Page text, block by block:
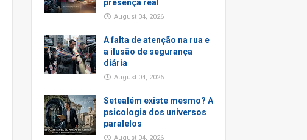
presença real
August 04, 2026
A falta de atenção na rua e
a ilusão de segurança
diária
August 04, 2026
Setealém existe mesmo? A
psicologia dos universos
paralelos
August 04, 2026